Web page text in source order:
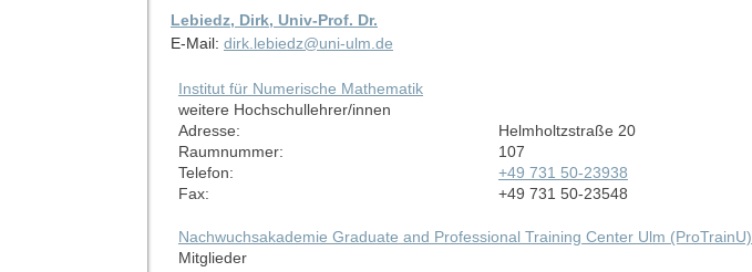
Lebiedz, Dirk, Univ-Prof. Dr.
E-Mail: dirk.lebiedz@uni-ulm.de
Institut für Numerische Mathematik
weitere Hochschullehrer/innen
Adresse:
Helmholtzstraße 20
Raumnummer:
107
Telefon:
+49 731 50-23938
Fax:
+49 731 50-23548
Nachwuchsakademie Graduate and Professional Training Center Ulm (ProTrainU)
Mitglieder